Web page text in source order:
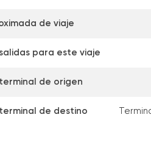
de viaje
para este viaje
de origen
de destino